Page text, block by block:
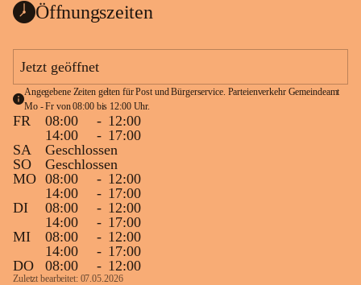
Öffnungszeiten
Jetzt geöffnet
Angegebene Zeiten gelten für Post und Bürgerservice. Parteienverkehr Gemeindeamt
Mo - Fr von 08:00 bis 12:00 Uhr.
FR 08:00 - 12:00
14:00
- 17:00
SA
Geschlossen
SO
Geschlossen
MO 08:00 - 12:00
14:00
- 17:00
DI
08:00 - 12:00
14:00
- 17:00
MI
08:00 - 12:00
14:00
- 17:00
DO
08:00 - 12:00
Zuletzt bearbeitet: 07.05.2026